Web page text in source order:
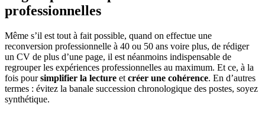
professionnelles
Même s’il est tout à fait possible, quand on effectue une
reconversion professionnelle à 40 ou 50 ans voire plus, de rédiger
un CV de plus d’une page, il est néanmoins indispensable de
regrouper les expériences professionnelles au maximum. Et ce, à la
fois poursimplifier la lecture et créer une cohérence. En d’autres
termes : évitez la banale succession chronologique des postes, soyez
synthétique.